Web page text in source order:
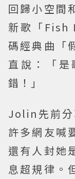
回歸小空間
新歌「Fish
碼經典曲「
直說：「
錯！」
Jolin先前分
許多網友喊
還有人封她
息超規律。